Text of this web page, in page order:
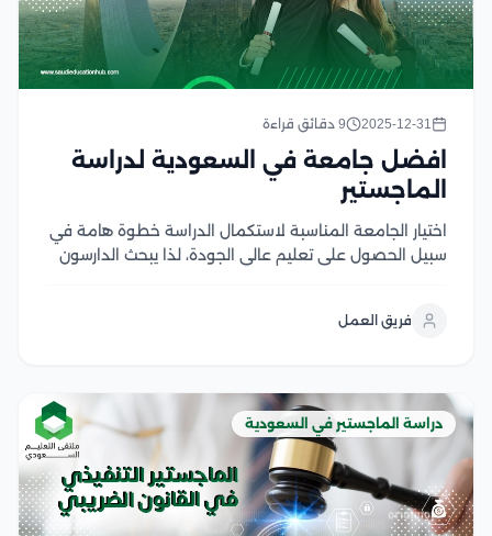
2025-12-31 9 دقائق قراءة
افضل جامعة في السعودية لدراسة
الماجستير
اختيار الجامعة المناسبة لاستكمال الدراسة خطوة هامة في
سبيل الحصول على تعليم عالي الجودة، لذا يبحث الدارسون
تطوير مهاراتهم الأكاديمية ويعزز من مسيرتهم...
فريق العمل
دراسة الماجستير في السعودية